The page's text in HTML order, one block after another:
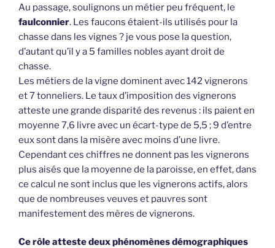
Au passage, soulignons un métier peu fréquent, le
faulconnier. Les faucons étaient-ils utilisés pour la
chasse dans les vignes ? je vous pose la question,
d’autant qu’il y a 5 familles nobles ayant droit de
chasse.
Les métiers de la vigne dominent avec 142 vignerons
et 7 tonneliers. Le taux d’imposition des vignerons
atteste une grande disparité des revenus : ils paient en
moyenne 7,6 livre avec un écart-type de 5,5 ; 9 d’entre
eux sont dans la misère avec moins d’une livre.
Cependant ces chiffres ne donnent pas les vignerons
plus aisés que la moyenne de la paroisse, en effet, dans
ce calcul ne sont inclus que les vignerons actifs, alors
que de nombreuses veuves et pauvres sont
manifestement des mères de vignerons.
Ce rôle atteste deux phénomènes démographiques